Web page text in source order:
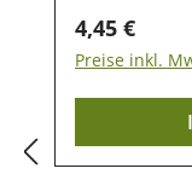
alle Rassen
Zusatz von
sich gut
Regulärer
4,45 €
Preise inkl.